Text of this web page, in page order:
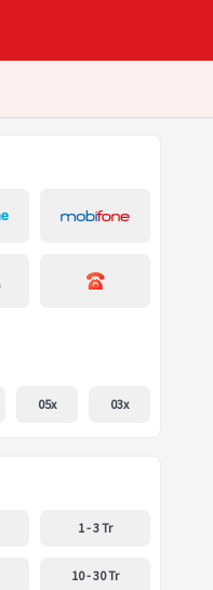
05x 03x
1 - 3 Tr
10 - 30 Tr